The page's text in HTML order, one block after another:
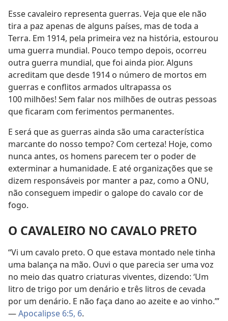
Esse cavaleiro representa guerras. Veja que ele não
tira a paz apenas de alguns países, mas de toda a
Terra. Em 1914, pela primeira vez na história, estourou
uma guerra mundial. Pouco tempo depois, ocorreu
outra guerra mundial, que foi ainda pior. Alguns
acreditam que desde 1914 o número de mortos em
guerras e conflitos armados ultrapassa os
100 milhões! Sem falar nos milhões de outras pessoas
que ficaram com ferimentos permanentes.
E será que as guerras ainda são uma característica
marcante do nosso tempo? Com certeza! Hoje, como
nunca antes, os homens parecem ter o poder de
exterminar a humanidade. E até organizações que se
dizem responsáveis por manter a paz, como a ONU,
não conseguem impedir o galope do cavalo cor de
fogo.
O CAVALEIRO NO CAVALO PRETO
“Vi um cavalo preto. O que estava montado nele tinha
uma balança na mão. Ouvi o que parecia ser uma voz
no meio das quatro criaturas viventes, dizendo: ‘Um
litro de trigo por um denário e três litros de cevada
por um denário. E não faça dano ao azeite e ao vinho.’”
—Apocalipse 6:5, 6.